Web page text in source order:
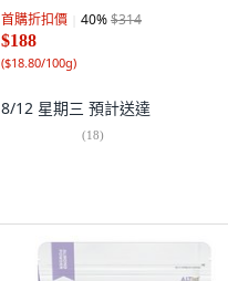
首購折扣價 40%$314
$188
($18.80/100g)
8/12 星期三 預計送達
(18)